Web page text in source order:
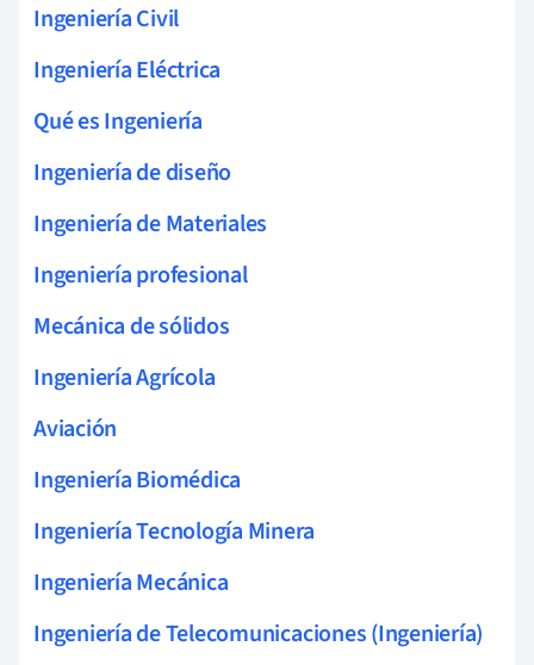
Ingeniería Civil
Ingeniería Eléctrica
Qué es Ingeniería
Ingeniería de diseño
Ingeniería de Materiales
Ingeniería profesional
Mecánica de sólidos
Ingeniería Agrícola
Aviación
Ingeniería Biomédica
Ingeniería Tecnología Minera
Ingeniería Mecánica
Ingeniería de Telecomunicaciones (Ingeniería)